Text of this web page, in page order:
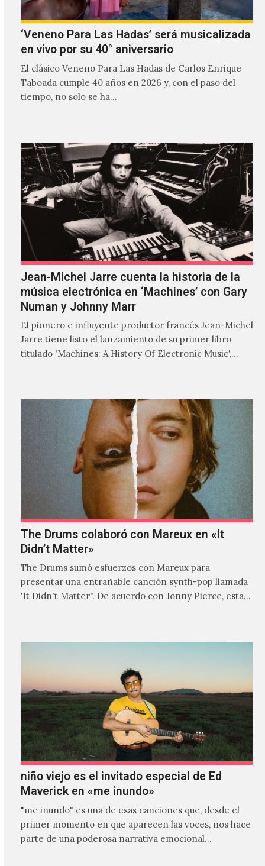
‘Veneno Para Las Hadas’ será musicalizada
en vivo por su 40° aniversario
El clásico Veneno Para Las Hadas de Carlos Enrique
Taboada cumple 40 años en 2026 y, con el paso del
tiempo, no solo se ha…
Jean-Michel Jarre cuenta la historia de la
música electrónica en ‘Machines’ con Gary
Numan y Johnny Marr
El pionero e influyente productor francés Jean-Michel
Jarre tiene listo el lanzamiento de su primer libro
titulado 'Machines: A History Of Electronic Music',
The Drums colaboró con Mareux en «It
Didn’t Matter»
The Drums sumó esfuerzos con Mareux para
presentar una entrañable canción synth-pop llamada
'It Didn't Matter". De acuerdo con Jonny Pierce, esta
niño viejo es el invitado especial de Ed
Maverick en «me inundo»
"me inundo" es una de esas canciones que, desde el
primer momento en que aparecen las voces, nos hace
parte de una poderosa narrativa emocional…